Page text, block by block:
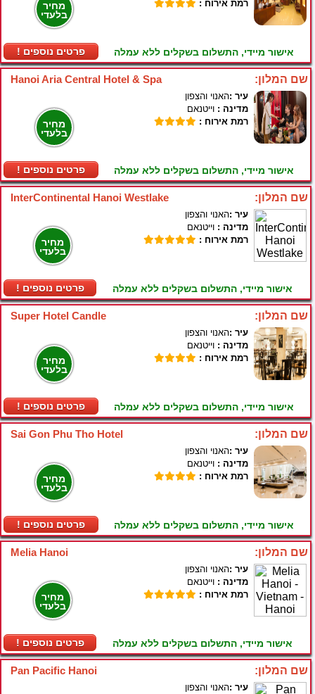
מחיר
בלעדי
! פרטים נוספים
רמת אירוח :
אישור מיידי, התשלום בשקלים ללא עמלה
Hanoi Aria Central Hotel & Spa שם המלון:
מחיר
בלעדי
! פרטים נוספים
עיר :האנוי והצפון
מדינה : וייטנאם
רמת אירוח :
אישור מיידי, התשלום בשקלים ללא עמלה
InterContinental Hanoi Westlake שם המלון:
מחיר
בלעדי
! פרטים נוספים
עיר :האנוי והצפון
מדינה : וייטנאם
רמת אירוח :
אישור מיידי, התשלום בשקלים ללא עמלה
Super Hotel Candle שם המלון:
מחיר
בלעדי
! פרטים נוספים
עיר :האנוי והצפון
מדינה : וייטנאם
רמת אירוח :
אישור מיידי, התשלום בשקלים ללא עמלה
Sai Gon Phu Tho Hotel שם המלון:
מחיר
בלעדי
! פרטים נוספים
עיר :האנוי והצפון
מדינה : וייטנאם
רמת אירוח :
אישור מיידי, התשלום בשקלים ללא עמלה
Melia Hanoi שם המלון:
מחיר
בלעדי
! פרטים נוספים
עיר :האנוי והצפון
מדינה : וייטנאם
רמת אירוח :
אישור מיידי, התשלום בשקלים ללא עמלה
Pan Pacific Hanoi שם המלון:
עיר :האנוי והצפון